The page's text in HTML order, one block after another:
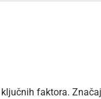
faktora.